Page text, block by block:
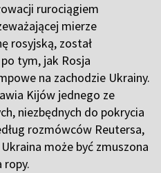
rurociągiem
mierze
rosyjską, został
tym, jak Rosja
na zachodzie Ukrainy.
Kijów jednego ze
niezbędnych do pokrycia
rozmówców Reutersa,
może być zmuszona
ropy.